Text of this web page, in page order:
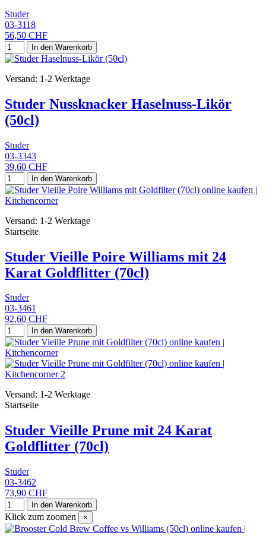
Studer
03-3118
56,50 CHF
In den Warenkorb
Versand: 1-2 Werktage
Studer Nussknacker Haselnuss-Likör
(50cl)
Studer
03-3343
39,60 CHF
In den Warenkorb
Versand: 1-2 Werktage
Startseite
Studer Vieille Poire Williams mit 24
Karat Goldflitter (70cl)
Studer
03-3461
92,60 CHF
In den Warenkorb
Versand: 1-2 Werktage
Startseite
Studer Vieille Prune mit 24 Karat
Goldflitter (70cl)
Studer
03-3462
73,90 CHF
In den Warenkorb
Klick zum zoomen ×